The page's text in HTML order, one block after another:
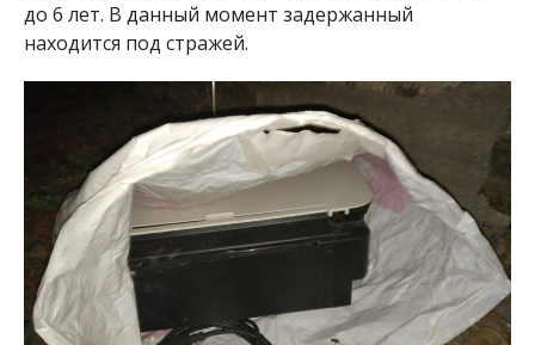
до 6 лет. В данный момент задержанный
находится под стражей.